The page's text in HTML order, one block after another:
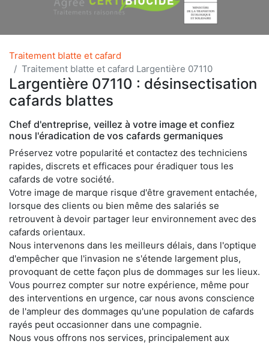
Traitement blatte et cafard
Traitement blatte et cafard Largentière 07110
Largentière 07110 : désinsectisation
cafards blattes
Chef d'entreprise, veillez à votre image et confiez
nous l'éradication de vos cafards germaniques
Préservez votre popularité et contactez des techniciens
rapides, discrets et efficaces pour éradiquer tous les
cafards de votre société.
Votre image de marque risque d'être gravement entachée,
lorsque des clients ou bien même des salariés se
retrouvent à devoir partager leur environnement avec des
cafards orientaux.
Nous intervenons dans les meilleurs délais, dans l'optique
d'empêcher que l'invasion ne s'étende largement plus,
provoquant de cette façon plus de dommages sur les lieux.
Vous pourrez compter sur notre expérience, même pour
des interventions en urgence, car nous avons conscience
de l'ampleur des dommages qu'une population de cafards
rayés peut occasionner dans une compagnie.
Nous vous offrons nos services, principalement aux